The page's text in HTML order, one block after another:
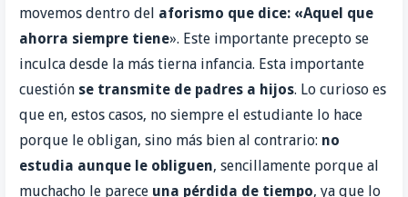
movemos dentro del aforismo que dice: «Aquel que
ahorra siempre tiene». Este importante precepto se
inculca desde la más tierna infancia. Esta importante
cuestión se transmite de padres a hijos. Lo curioso es
que en, estos casos, no siempre el estudiante lo hace
porque le obligan, sino más bien al contrario: no
estudia aunque le obliguen, sencillamente porque al
muchacho le parece una pérdida de tiempo, ya que lo